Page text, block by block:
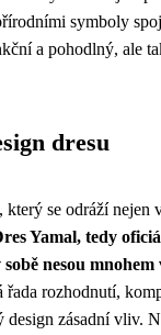
symboly
a pohodlný, ale
dresu
se odráží nejen
Yamal, tedy
nesou
rozhodnutí,
zásadní vliv.